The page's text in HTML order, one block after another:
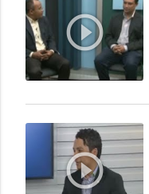
play_circle_outline
play_circle_outline